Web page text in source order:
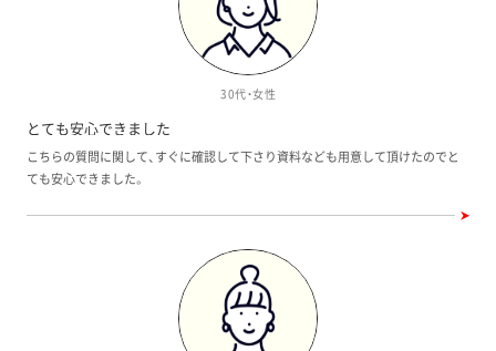
30代・女性
とても安心できました
こちらの質問に関して、すぐに確認して下さり資料なども用意して頂けたのでと
ても安心できました。